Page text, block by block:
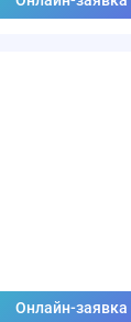
Онлайн-заявка